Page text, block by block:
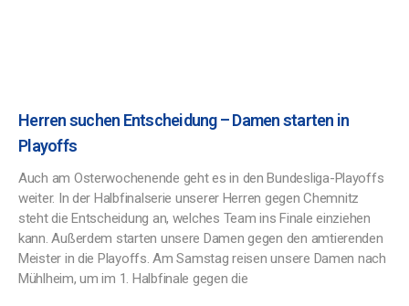
Herren suchen Entscheidung – Damen starten in
Playoffs
Auch am Osterwochenende geht es in den Bundesliga-Playoffs
weiter. In der Halbfinalserie unserer Herren gegen Chemnitz
steht die Entscheidung an, welches Team ins Finale einziehen
kann. Außerdem starten unsere Damen gegen den amtierenden
Meister in die Playoffs. Am Samstag reisen unsere Damen nach
Mühlheim, um im 1. Halbfinale gegen die